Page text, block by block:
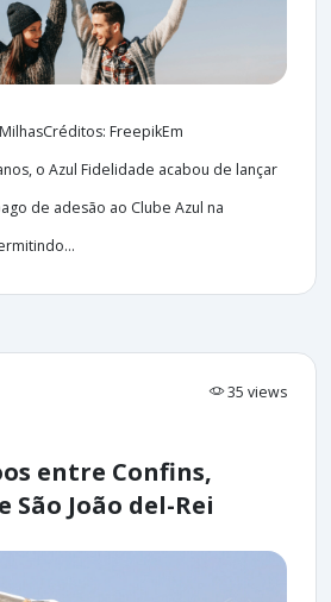
FreepikEm
o Azul Fidelidade acabou de lançar
de adesão ao Clube Azul na
35 views
entre Confins,
João del-Rei